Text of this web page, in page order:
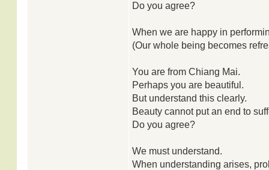
Do you agree?
When we are happy in
(Our whole being becomes
You are from Chiang Mai.
Perhaps you are beautiful.
But understand this clearly.
Beauty cannot put an end to
Do you agree?
We must understand.
When understanding arises,